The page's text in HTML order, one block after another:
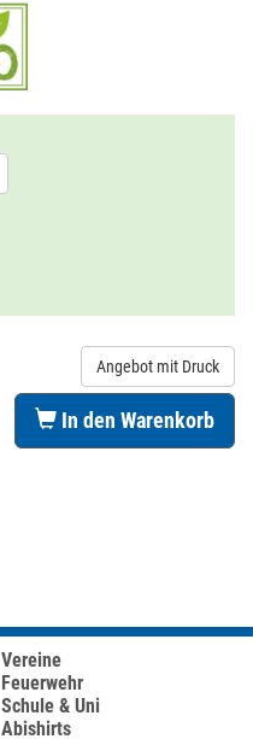
Angebot mit Druck
In den Warenkorb
Vereine
Feuerwehr
Schule & Uni
Abishirts